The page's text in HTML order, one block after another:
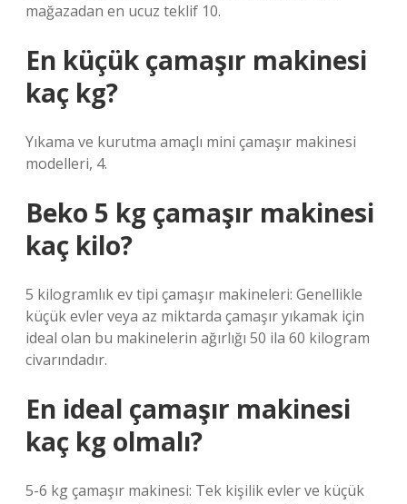
mağazadan en ucuz teklif 10.
En küçük çamaşır makinesi
kaç kg?
Yıkama ve kurutma amaçlı mini çamaşır makinesi
modelleri, 4.
Beko 5 kg çamaşır makinesi
kaç kilo?
5 kilogramlık ev tipi çamaşır makineleri: Genellikle
küçük evler veya az miktarda çamaşır yıkamak için
ideal olan bu makinelerin ağırlığı 50 ila 60 kilogram
civarındadır.
En ideal çamaşır makinesi
kaç kg olmalı?
5-6 kg çamaşır makinesi: Tek kişilik evler ve küçük